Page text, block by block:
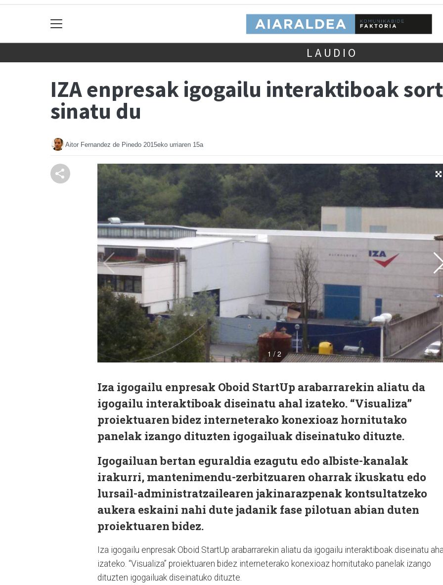
LAUDIO
IZA enpresak igogailu interaktiboak
sinatu du
Aitor Fernandez de Pinedo 2015eko urriaren 15a
Iza igogailu enpresak Oboid StartUp arabarrarekin aliatu da
igogailu interaktiboak diseinatu ahal izateko. “Visualiza”
proiektuaren bidez interneterako konexioaz hornitutako
panelak izango dituzten igogailuak diseinatuko dituzte.
Igogailuan bertan eguraldia ezagutu edo albiste-kanalak
irakurri, mantenimendu-zerbitzuaren oharrak ikuskatu edo
lursail-administratzailearen jakinarazpenak kontsultatzeko
aukera eskaini nahi dute jadanik fase pilotuan abian duten
proiektuaren bidez.
Iza igogailu enpresak Oboid StartUp arabarrarekin aliatu da igogailu interaktiboak diseinatu
izateko. “Visualiza” proiektuaren bidez interneterako konexioaz hornitutako panelak izango
dituzten igogailuak diseinatuko dituzte.